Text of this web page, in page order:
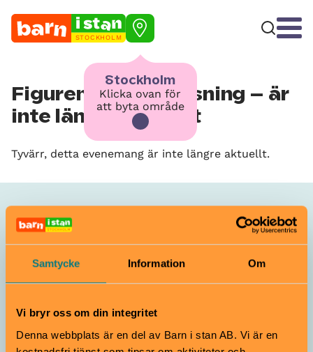
Samtycke Information Om
Vi bryr oss om din integritet
Denna webbplats är en del av Barn i stan AB. Vi är en
STOCKHOLM
Stockholm
Klicka ovan för
att byta område
Figuren: Familjevisning – är
inte längre aktuellt
Tyvärr, detta evenemang är inte längre aktuellt.
Allt som händer – Bonniers